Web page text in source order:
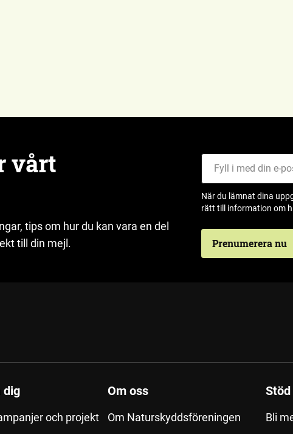
vårt
tips om hur du kan vara en del
till din mejl.
Fyll i med din e-
När du lämnat dina
rätt till information om
Prenumerera nu
dig
och projekt
Om oss
Om Naturskyddsföreningen Bli